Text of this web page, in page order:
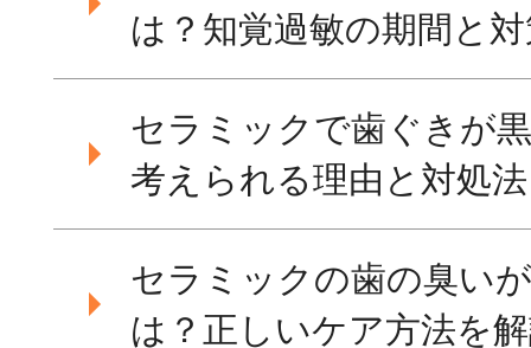
は？知覚過敏の期間と
セラミックで歯ぐきが
考えられる理由と対処
セラミックの歯の臭い
は？正しいケア方法を